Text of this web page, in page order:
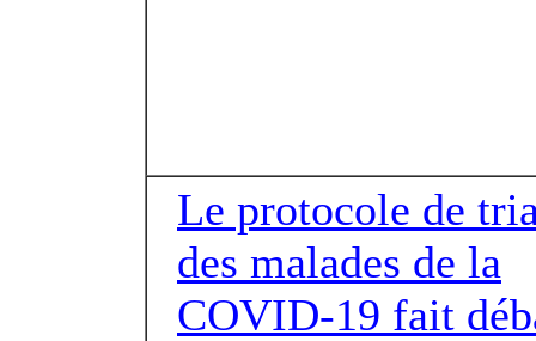
Le protocole de
des malades de la
COVID-19 fait